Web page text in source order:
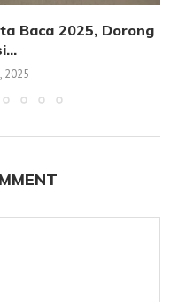
Baca 2025, Dorong
2025